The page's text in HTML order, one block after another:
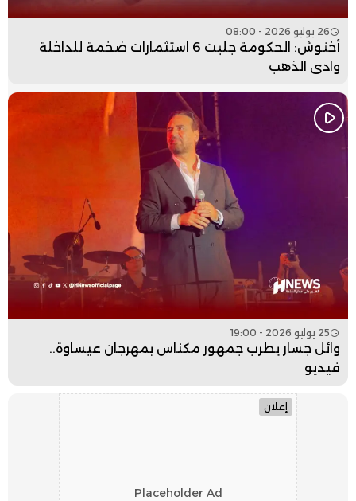
26 يوليو 2026 - 08:00
أخنوش: الحكومة جلبت 6 استثمارات ضخمة للداخلة
وادي الذهب
25 يوليو 2026 - 19:00
وائل جسار يطرب جمهور مكناس بمهرجان عيساوة..
فيديو
إعلان
Placeholder Ad